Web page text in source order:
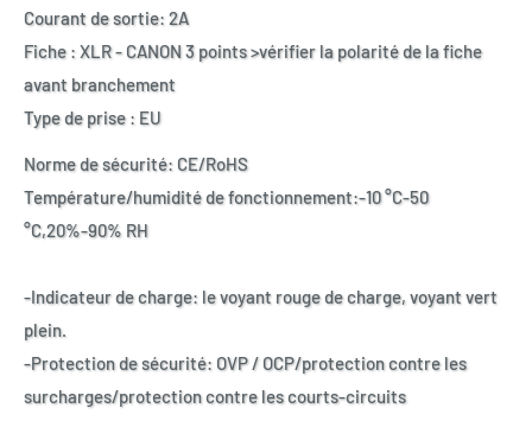
Courant de sortie: 2A
Fiche : XLR - CANON 3 points >vérifier la polarité de la fiche
avant branchement
Type de prise : EU
Norme de sécurité: CE/RoHS
Température/humidité de fonctionnement:-10 °C-50
°C,20%-90% RH
-Indicateur de charge: le voyant rouge de charge, voyant vert
plein.
-Protection de sécurité: OVP / OCP/protection contre les
surcharges/protection contre les courts-circuits